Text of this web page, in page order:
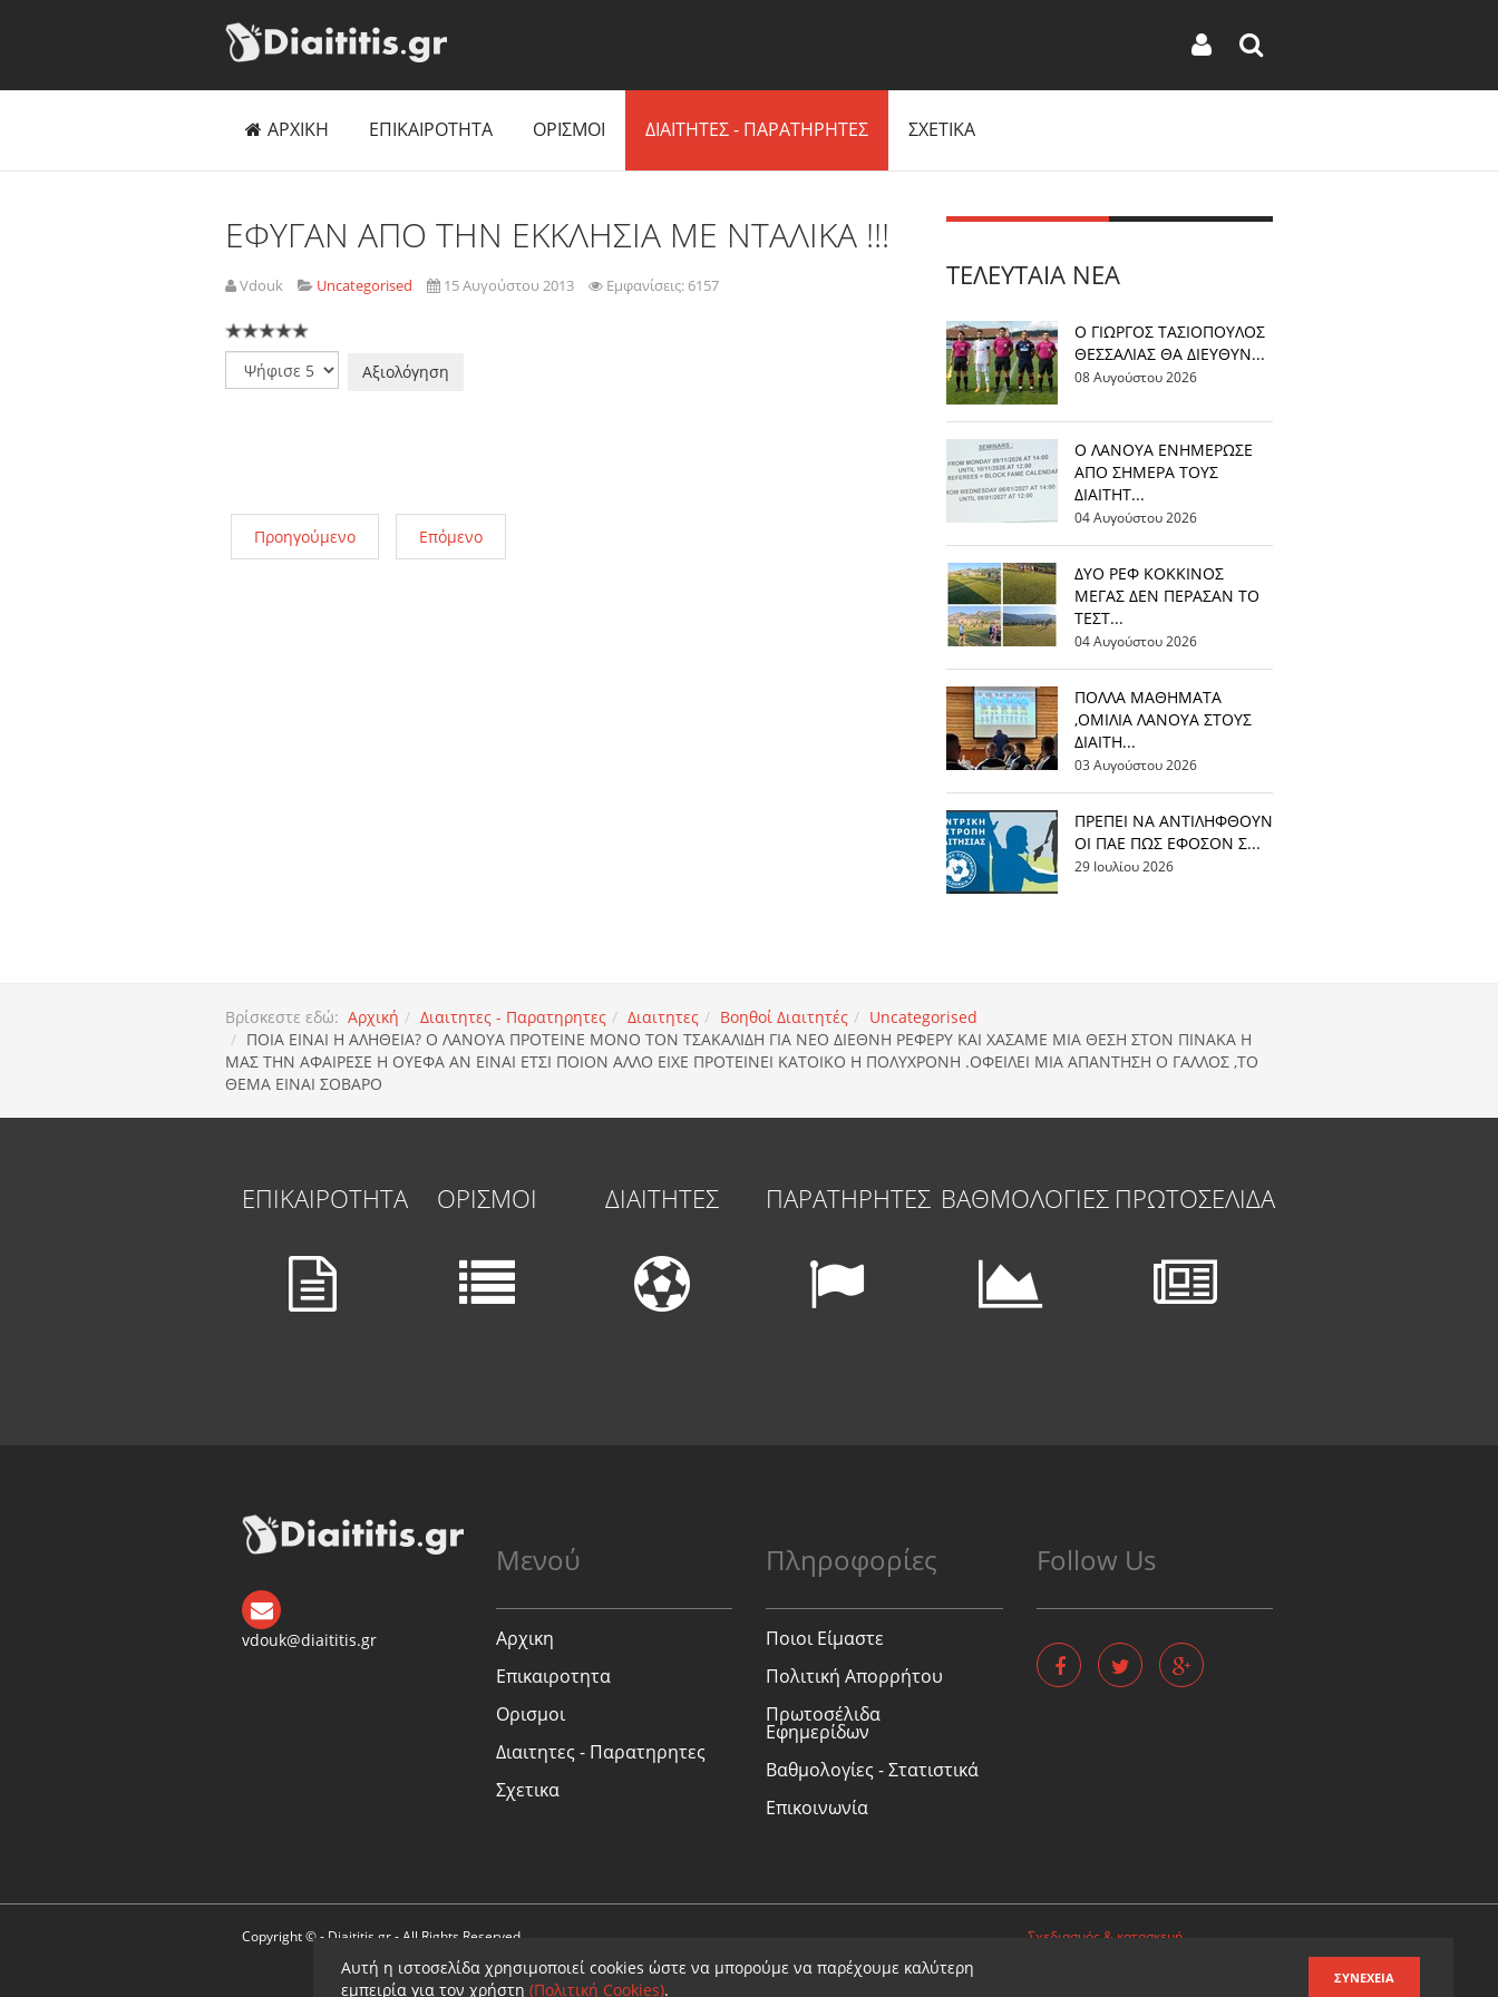
ΑΡΧΙΚΗ ΕΠΙΚΑΙΡΟΤΗΤΑ ΟΡΙΣΜΟΙ ΔΙΑΙΤΗΤΕΣ - ΠΑΡΑΤΗΡΗΤΕΣ ΣΧΕΤΙΚΑ
ΕΦΥΓΑΝ ΑΠΟ ΤΗΝ ΕΚΚΛΗΣΙΑ ΜΕ ΝΤΑΛΙΚΑ !!!
Vdouk Uncategorised 15 Αυγούστου 2013 Εμφανίσεις: 6157
Παρακαλώ
αξιολογήστε
Προηγούμενο Επόμενο
ΤΕΛΕΥΤΑΊΑ ΝΈΑ
Ο ΓΙΩΡΓΟΣ ΤΑΣΙΟΠΟΥΛΟΣ
ΘΕΣΣΑΛΙΑΣ ΘΑ ΔΙΕΥΘΥΝ...
08 Αυγούστου 2026
Ο ΛΑΝΟΥΑ ΕΝΗΜΕΡΩΣΕ
ΑΠΟ ΣΗΜΕΡΑ ΤΟΥΣ
ΔΙΑΙΤΗΤ...
04 Αυγούστου 2026
ΔΥΟ ΡΕΦ ΚΟΚΚΙΝΟΣ
ΜΕΓΑΣ ΔΕΝ ΠΕΡΑΣΑΝ ΤΟ
ΤΕΣΤ...
04 Αυγούστου 2026
ΠΟΛΛΑ ΜΑΘΗΜΑΤΑ
,ΟΜΙΛΙΑ ΛΑΝΟΥΑ ΣΤΟΥΣ
ΔΙΑΙΤΗ...
03 Αυγούστου 2026
ΠΡΕΠΕΙ ΝΑ ΑΝΤΙΛΗΦΘΟΥΝ
ΟΙ ΠΑΕ ΠΩΣ ΕΦΟΣΟΝ Σ...
29 Ιουλίου 2026
Βρίσκεστε εδώ: Αρχική Διαιτητες - Παρατηρητες Διαιτητες Βοηθοί Διαιτητές
Uncategorised
ΠOIA EINAI H AΛΗΘΕΙΑ? Ο ΛΑΝΟΥΑ ΠΡΟΤΕΙΝΕ ΜΟΝΟ ΤΟΝ ΤΣΑΚΑΛΙΔΗ ΓΙΑ ΝΕΟ ΔΙΕΘΝΗ ΡΕΦΕΡΥ ΚΑΙ ΧΑΣΑΜΕ ΜΙΑ ΘΕΣΗ ΣΤΟΝ ΠΙΝΑΚΑ Η
ΜΑΣ ΤΗΝ ΑΦΑΙΡΕΣΕ Η ΟΥΕΦΑ ΑΝ ΕΙΝΑΙ ΕΤΣΙ ΠΟΙΟΝ ΑΛΛΟ ΕΙΧΕ ΠΡΟΤΕΙΝΕΙ ΚΑΤΟΙΚΟ Η ΠΟΛΥΧΡΟΝΗ .ΟΦΕΙΛΕΙ ΜΙΑ ΑΠΑΝΤΗΣΗ Ο ΓΑΛΛΟΣ ,ΤΟ
ΘΕΜΑ ΕΙΝΑΙ ΣΟΒΑΡΟ
ΕΠΙΚΑΙΡΟΤΗΤΑ ΟΡΙΣΜΟΙ ΔΙΑΙΤΗΤΕΣ ΠΑΡΑΤΗΡΗΤΕΣ ΒΑΘΜΟΛΟΓΙΕΣ ΠΡΩΤΟΣΕΛΙΔΑ
vdouk@diaititis.gr
Μενού
Αρχικη
Επικαιροτητα
Ορισμοι
Διαιτητες - Παρατηρητες
Σχετικα
Πληροφορίες
Ποιοι Είμαστε
Πολιτική Απορρήτου
Πρωτοσέλιδα
Εφημερίδων
Βαθμολογίες - Στατιστικά
Επικοινωνία
Follow Us
Copyright © - Diaititis.gr - All Rights Reserved.
Σχεδιασμός & κατασκευή
Αυτή η ιστοσελίδα χρησιμοποιεί cookies ώστε να μπορούμε να παρέχουμε καλύτερη
εμπειρία για τον χρήστη (Πολιτική Cookies).
ΣΥΝΈΧΕΙΑ